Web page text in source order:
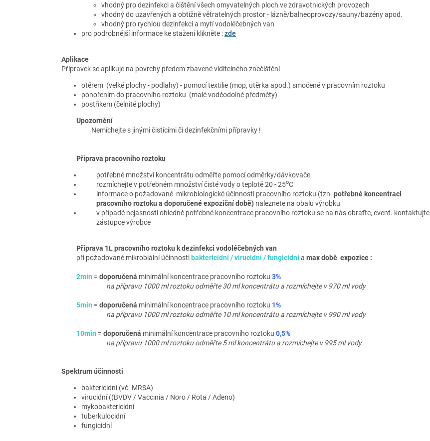
vhodný pro dezinfekci a čištění všech omyvatelných ploch ve zdravotnických provozech
vhodný do uzavřených a obtížně větratelných prostor - lázně/balneoprovozy/sauny/bazény apod.
vhodný pro rychlou dezinfekci a mytí vodoléčebných van
pro podrobnější informace ke stažení klikněte :zde
Aplikace
Přípravek se aplikuje na povrchy předem zbavené viditelného znečištění
otěrem (velké plochy - podlahy) - pomocí textilie (mop, utěrka apod.) smočené v pracovním roztoku
ponořením do pracovního roztoku (malé voděodolné předměty)
postřikem (čelnité plochy)
Upozornění
Nemíchejte s jinými čistícími či dezinfekčními přípravky !
Příprava pracovního roztoku
potřebné množství koncentrátu odměřte pomocí odměrky/dávkovače
rozmíchejte v potřebném množství čisté vody o teplotě 20 - 25oC
informace o požadované mikrobiologické účinnosti pracovního roztoku (tzn. potřebné koncentraci
pracovního roztoku a doporučené expoziční době) naleznete na obalu výrobku
v případě nejasnosti ohledně potřebné koncentrace pracovního roztoku se na nás obraťte, event. kontaktujte
zástupce výrobce
Příprava 1L pracovního roztoku k dezinfekci vodoléčebných van
při požadované mikrobiální účinnostibaktericidní / virucidní / fungicidnía max době expozice :
2min = doporučená minimální koncentrace pracovního roztoku 3%
na přípravu 1000 ml roztoku odměřte 30 ml koncentrátu a rozmíchejte v 970 ml vody
5min = doporučená minimální koncentrace pracovního roztoku 1%
na přípravu 1000 ml roztoku odměřte 10 ml koncentrátu a rozmíchejte v 990 ml vody
10min = doporučená minimální koncentrace pracovního roztoku 0,5%
na přípravu 1000 ml roztoku odměřte 5 ml koncentrátu a rozmíchejte v 995 ml vody
Spektrum účinnosti
baktericidní (vč. MRSA)
virucidní ((BVDV / Vaccinia / Noro / Rota / Adeno)
mykobaktericidní
tuberkulocidní
fungicidní